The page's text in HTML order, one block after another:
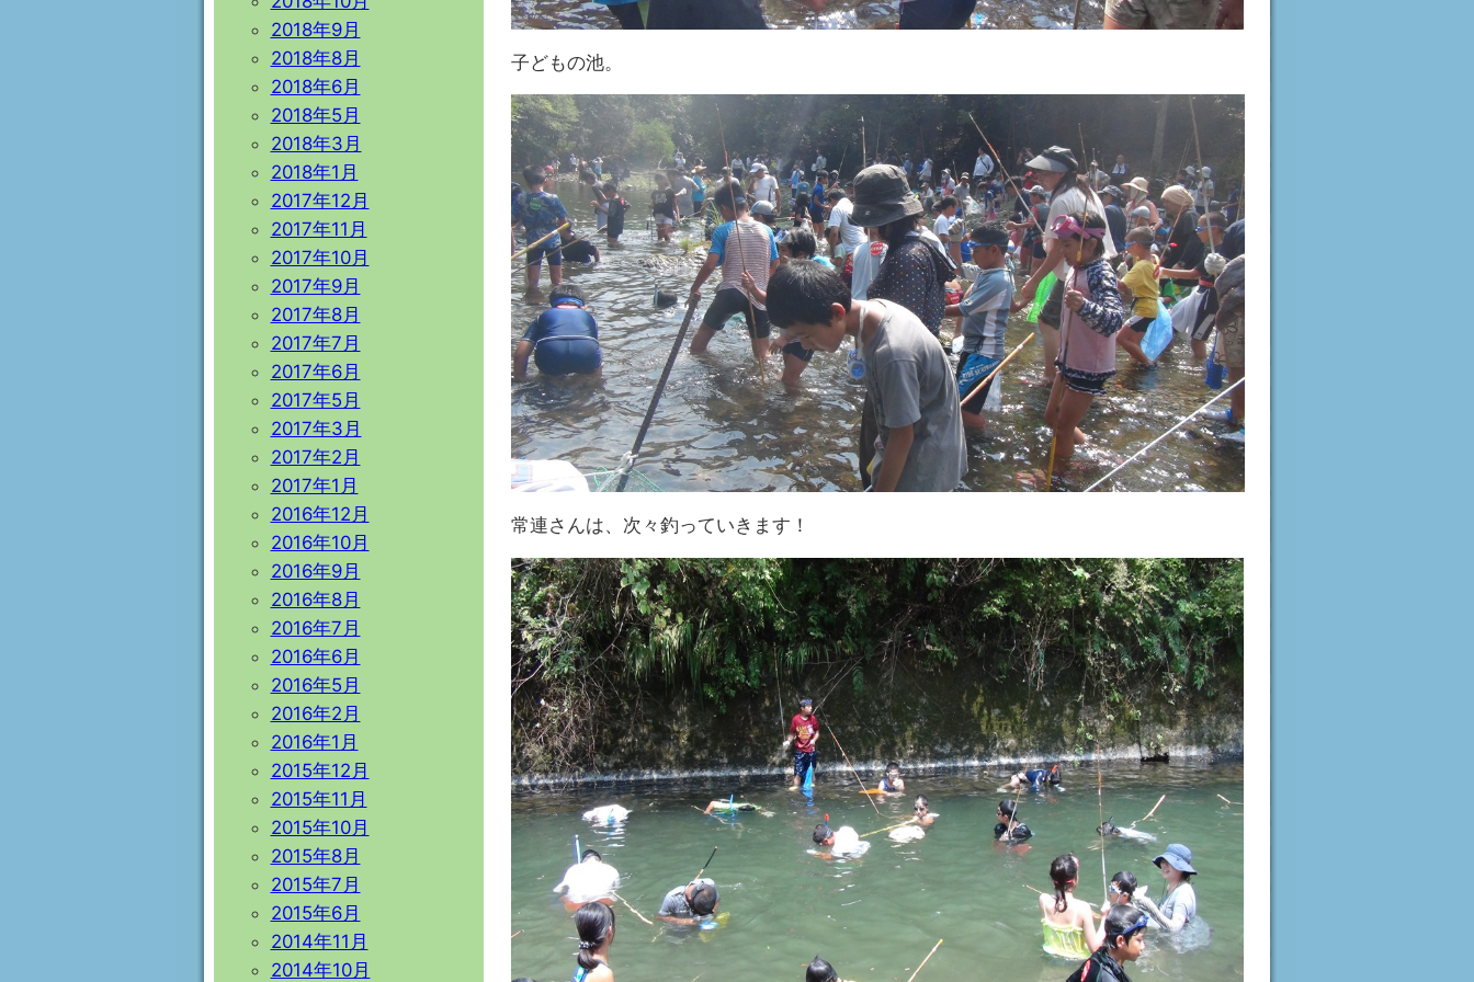
子どもの池。
常連さんは、次々釣っていきます！
2018年9月
2018年8月
2018年6月
2018年5月
2018年3月
2018年1月
2017年12月
2017年11月
2017年10月
2017年9月
2017年8月
2017年7月
2017年6月
2017年5月
2017年3月
2017年2月
2017年1月
2016年12月
2016年10月
2016年9月
2016年8月
2016年7月
2016年6月
2016年5月
2016年2月
2016年1月
2015年12月
2015年11月
2015年10月
2015年8月
2015年7月
2015年6月
2014年11月
2014年10月